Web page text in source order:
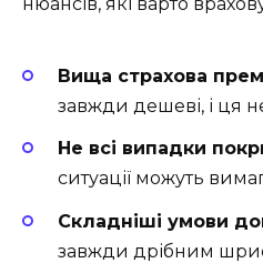
Вища страхова
завжди дешеві, і ця
Не всі випадки
ситуації можуть
Складніші умови
завжди дрібним